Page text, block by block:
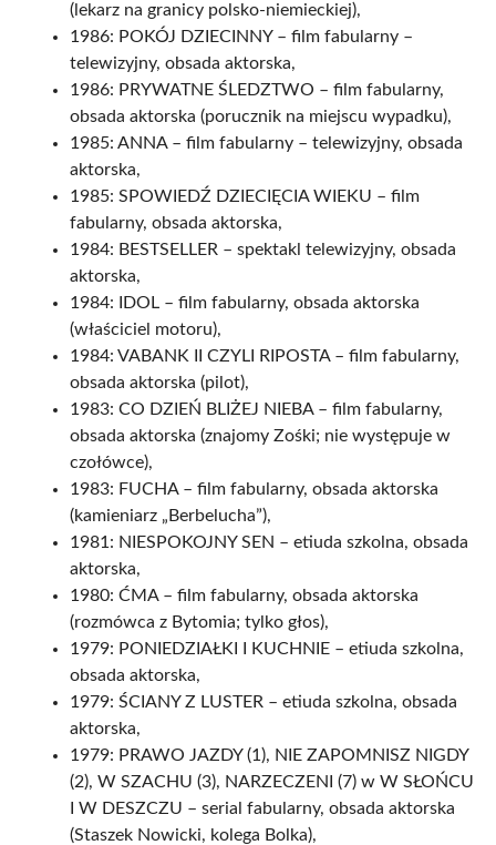
(lekarz na granicy polsko-niemieckiej),
1986: POKÓJ DZIECINNY – film fabularny –
telewizyjny, obsada aktorska,
1986: PRYWATNE ŚLEDZTWO – film fabularny,
obsada aktorska (porucznik na miejscu wypadku),
1985: ANNA – film fabularny – telewizyjny, obsada
aktorska,
1985: SPOWIEDŹ DZIECIĘCIA WIEKU – film
fabularny, obsada aktorska,
1984: BESTSELLER – spektakl telewizyjny, obsada
aktorska,
1984: IDOL – film fabularny, obsada aktorska
(właściciel motoru),
1984: VABANK II CZYLI RIPOSTA – film fabularny,
obsada aktorska (pilot),
1983: CO DZIEŃ BLIŻEJ NIEBA – film fabularny,
obsada aktorska (znajomy Zośki; nie występuje w
czołówce),
1983: FUCHA – film fabularny, obsada aktorska
(kamieniarz „Berbelucha”),
1981: NIESPOKOJNY SEN – etiuda szkolna, obsada
aktorska,
1980: ĆMA – film fabularny, obsada aktorska
(rozmówca z Bytomia; tylko głos),
1979: PONIEDZIAŁKI I KUCHNIE – etiuda szkolna,
obsada aktorska,
1979: ŚCIANY Z LUSTER – etiuda szkolna, obsada
aktorska,
1979: PRAWO JAZDY (1), NIE ZAPOMNISZ NIGDY
(2), W SZACHU (3), NARZECZENI (7) w W SŁOŃCU
I W DESZCZU – serial fabularny, obsada aktorska
(Staszek Nowicki, kolega Bolka),